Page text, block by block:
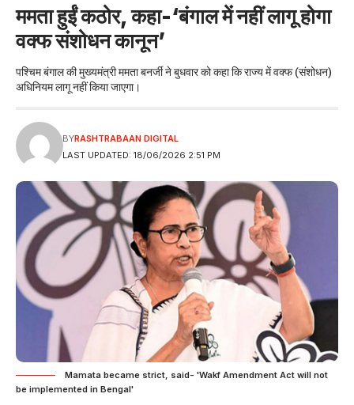
ममता हुईं कठोर, कहा-‘बंगाल में नहीं लागू होगा
वक्फ संशोधन कानून’
पश्चिम बंगाल की मुख्यमंत्री ममता बनर्जी ने बुधवार को कहा कि राज्य में वक्फ (संशोधन)
अधिनियम लागू नहीं किया जाएगा।
LAST UPDATED: 18/06/2026 2:51 PM
BYRASHTRABAAN DIGITAL
Mamata became strict, said- 'Wakf Amendment Act will not
be implemented in Bengal'